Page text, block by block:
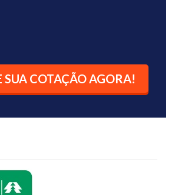
SUA COTAÇÃO AGORA!